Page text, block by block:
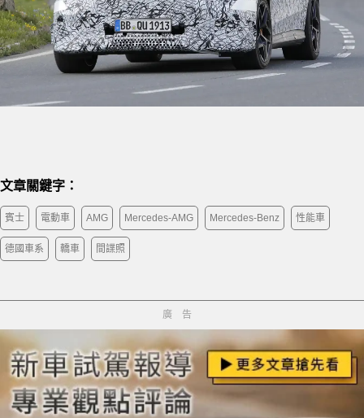
文章關鍵字：
賓士 電動車 AMG Mercedes-AMG Mercedes-Benz 性能車
德國車系 轎車 間諜照
廣告